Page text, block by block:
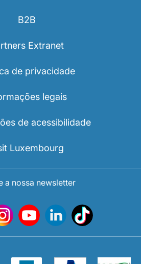
B2B
Extranet
de privacidade
legais
de acessibilidade
Luxembourg
a nossa newsletter